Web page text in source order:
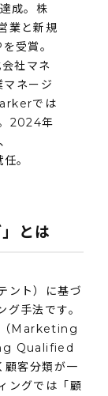
成。株
業と新規
受賞。
社マネ
ネージ
では
2024年
。
とは
ント）に基づ
手法です。
（Marketing
Qualified
客分類が一
ングでは「顧